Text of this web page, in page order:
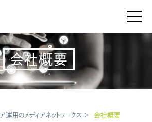
会社概要
運用のメディアネットワークス 会社概要